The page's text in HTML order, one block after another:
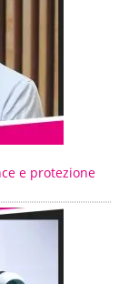
e protezione